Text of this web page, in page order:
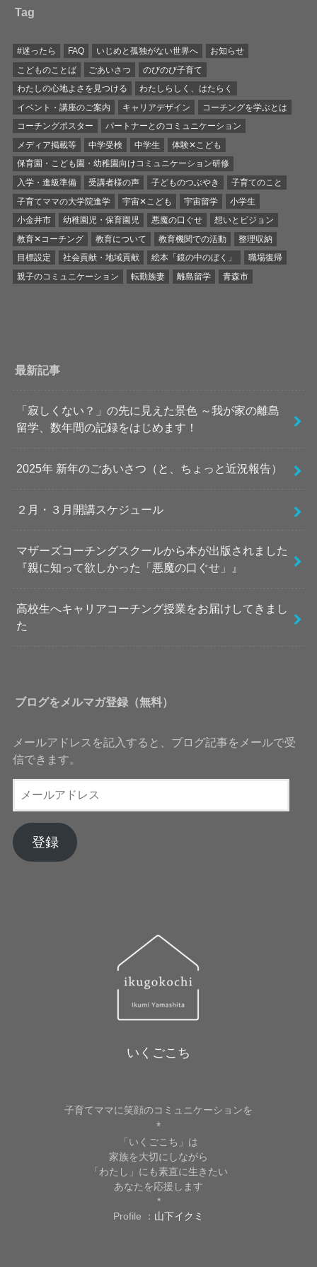
Tag
#迷ったら FAQ いじめと孤独がない世界へ
お知らせ
こどものことば
ごあいさつ
のびのび子育て
わたしの心地よさを見つける
わたしらしく、はたらく
イベント・講座のご案内
キャリアデザイン
コーチングを学ぶとは
コーチングポスター
パートナーとのコミュニケーション
メディア掲載等
中学受検 中学生
体験✕こども
保育園・こども園・幼稚園向けコミュニケーション研修
入学・進級準備
受講者様の声 子どものつぶやき
子育てのこと
子育てママの大学院進学
宇宙✕こども 宇宙留学
小学生
小金井市
幼稚園児・保育園児 悪魔の口ぐせ
想いとビジョン
教育✕コーチング
教育について 教育機関での活動
整理収納
目標設定
社会貢献・地域貢献 絵本「鏡の中のぼく」
職場復帰
親子のコミュニケーション
転勤族妻 離島留学 青森市
最新記事
「寂しくない？」の先に見えた景色 ～我が家の離島
留学、数年間の記録をはじめます！
2025年 新年のごあいさつ（と、ちょっと近況報告）
２月・３月開講スケジュール
マザーズコーチングスクールから本が出版されました
『親に知って欲しかった「悪魔の口ぐせ」』
高校生へキャリアコーチング授業をお届けしてきまし
た
ブログをメルマガ登録（無料）
メールアドレスを記入すると、ブログ記事をメールで受
信できます。
ー
ア
ド
登録
いくごこち
子育てママに笑顔のコミュニケーションを
*
「いくごこち」は
家族を大切にしながら
「わたし」にも素直に生きたい
あなたを応援します
*
Profile ： 山下イクミ